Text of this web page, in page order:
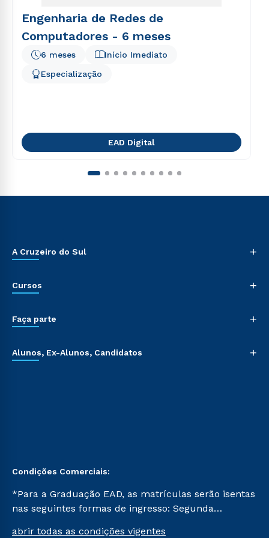
Engenharia de Redes de
Computadores - 6 meses
Início Imediato
6 meses
Especialização
EAD Digital
A Cruzeiro do Sul +
Cursos +
Faça parte +
Alunos, Ex-Alunos, Candidatos +
Condições Comerciais:
*Para a Graduação EAD, as matrículas serão isentas
nas seguintes formas de ingresso: Segunda
abrir todas as condições vigentes